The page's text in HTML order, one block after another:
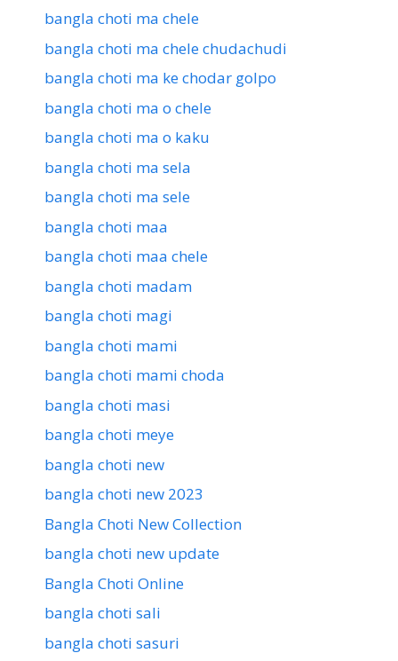
bangla choti ma chele
bangla choti ma chele chudachudi
bangla choti ma ke chodar golpo
bangla choti ma o chele
bangla choti ma o kaku
bangla choti ma sela
bangla choti ma sele
bangla choti maa
bangla choti maa chele
bangla choti madam
bangla choti magi
bangla choti mami
bangla choti mami choda
bangla choti masi
bangla choti meye
bangla choti new
bangla choti new 2023
Bangla Choti New Collection
bangla choti new update
Bangla Choti Online
bangla choti sali
bangla choti sasuri